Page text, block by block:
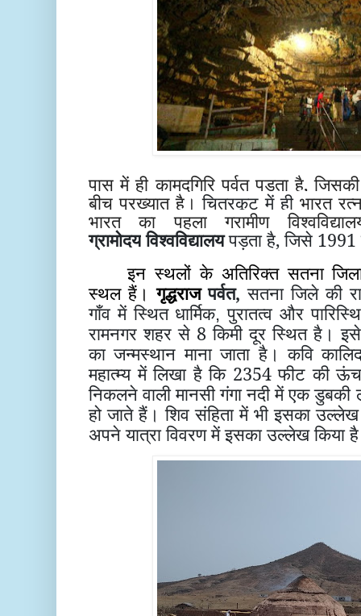
पास में ही कामदगिरि पर्वत पड़ता है,
बीच प्रख्यात है।चित्रकूट में ही भारत
भारत का पहला ग्रामीण
ग्रामोदयविश्वविद्यालयपड़ता है, जिसे 1991
इन स्थलों के अतिरिक्त सतना
स्थल हैं।गृद्धराजपर्वत,सतना जिले की
गाँव में स्थित धार्मिक,पुरातत्व और
रामनगर शहर से 8 किमी दूर स्थित है।
का जन्मस्थान माना जाता है। कवि
महात्म्य में लिखा है कि 2354 फीट की
निकलने वाली मानसी गंगा नदी में एक
हो जाते हैं। शिव संहिता में भी इसका उल्लेख
अपने यात्रा विवरण में इसका उल्लेख किया